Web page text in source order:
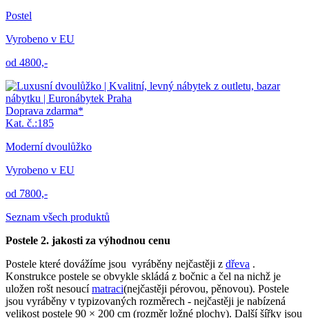
Postel
Vyrobeno v EU
od 4800,-
Doprava zdarma*
Kat. č.:185
Moderní dvoulůžko
Vyrobeno v EU
od 7800,-
Seznam všech produktů
Postele 2. jakosti za výhodnou cenu
Postele které dovážíme jsou vyráběny nejčastěji z dřeva .
Konstrukce postele se obvykle skládá z bočnic a čel na nichž je
uložen rošt nesoucímatraci(nejčastěji pérovou, pěnovou). Postele
jsou vyráběny v typizovaných rozměrech - nejčastěji je nabízená
velikost postele 90 × 200 cm (rozměr ložné plochy). Další šířky jsou